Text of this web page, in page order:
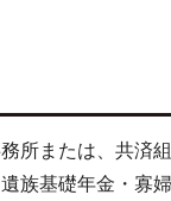
所または、共済組
族基礎年金・寡